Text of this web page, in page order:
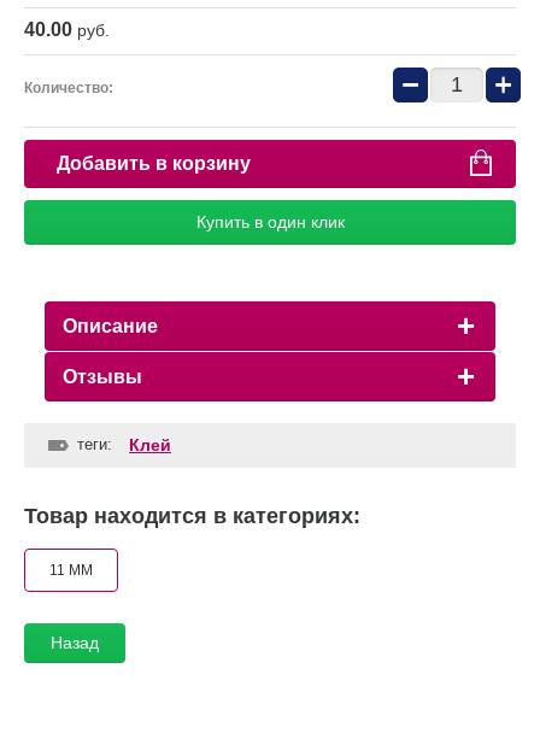
40.00 руб.
Количество: − +
Добавить в корзину
Купить в один клик
Описание
Отзывы
теги: Клей
Товар находится в категориях:
11 ММ
Назад